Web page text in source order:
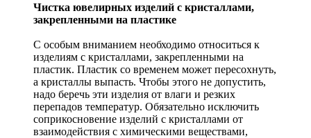
Чистка ювелирных изделий с кристаллами,
закрепленными на пластике
С особым вниманием необходимо относиться к
изделиям с кристаллами, закрепленными на
пластик. Пластик со временем может пересохнуть,
а кристаллы выпасть. Чтобы этого не допустить,
надо беречь эти изделия от влаги и резких
перепадов температур. Обязательно исключить
соприкосновение изделий с кристаллами от
взаимодействия с химическими веществами,